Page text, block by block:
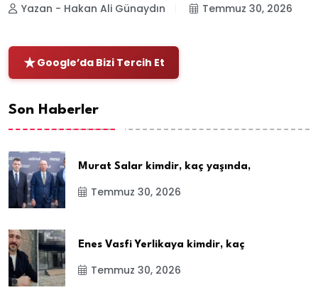
Yazan - Hakan Ali Günaydın Temmuz 30, 2026
Google’da Bizi Tercih Et
Son Haberler
Murat Salar kimdir, kaç yaşında,
Temmuz 30, 2026
Enes Vasfi Yerlikaya kimdir, kaç
Temmuz 30, 2026